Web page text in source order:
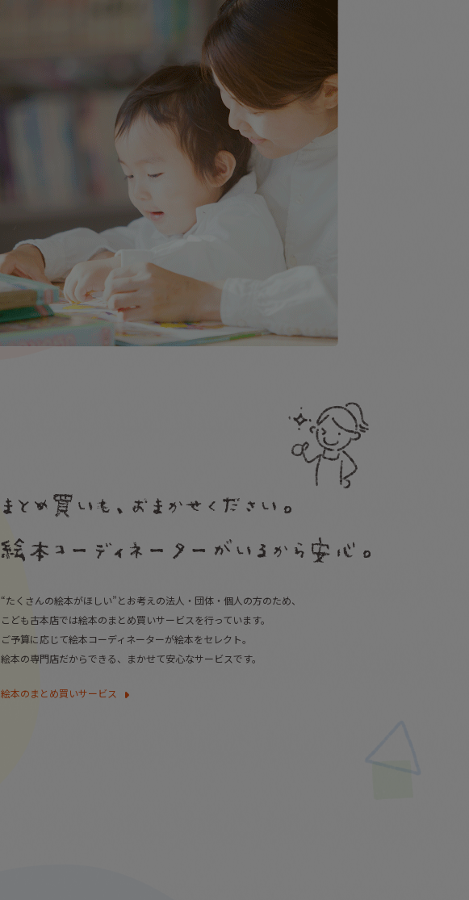
“たくさんの絵本がほしい”とお考えの法人・団体・個人の方のため、
こども古本店では絵本のまとめ買いサービスを行っています。
ご予算に応じて絵本コーディネーターが絵本をセレクト。
絵本の専門店だからできる、まかせて安心なサービスです。
絵本のまとめ買いサービス